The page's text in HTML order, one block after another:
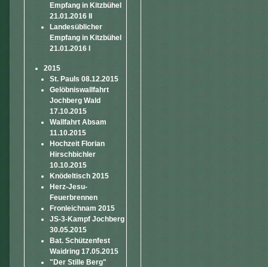
Empfang in Kitzbühel
21.01.2016 II
Landesüblicher
Empfang in Kitzbühel
21.01.2016 I
2015
St. Pauls 08.12.2015
Gelöbniswallfahrt
Jochberg Wald
17.10.2015
Wallfahrt Absam
11.10.2015
Hochzeit Florian
Hirschbichler
10.10.2015
Knödeltisch 2015
Herz-Jesu-
Feuerbrennen
Fronleichnam 2015
JS-3-Kampf Jochberg
30.05.2015
Bat. Schützenfest
Waidring 17.05.2015
"Der Stille Berg"